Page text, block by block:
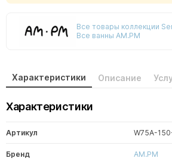
Все товары коллекции
Все ванны AM.PM
Характеристики Описание
Характеристики
Артикул W75A-
Бренд AM.PM